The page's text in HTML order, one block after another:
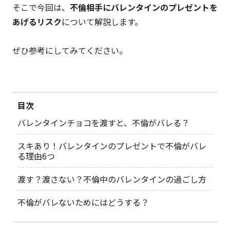
そこで今回は、 不倫相手にバレンタインのプレゼントを
あげるリスクについて解説します。
ぜひ参考にしてみてください。
目次
バレンタインチョコを渡すと、不倫がバレる？
スキあり！バレンタインのプレゼントで不倫がバレ
る理由6つ
渡す？渡さない？不倫中のバレンタインの過ごし方
不倫がバレないためにはどうする？